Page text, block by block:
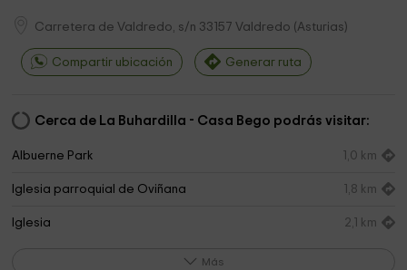
Carretera de Valdredo, s/n 33157 Valdredo (Asturias)
Compartir ubicación Generar ruta
Cerca de La Buhardilla - Casa Bego podrás visitar:
Albuerne Park 1,0 km
Iglesia parroquial de Oviñana 1,8 km
Iglesia 2,1 km
Más